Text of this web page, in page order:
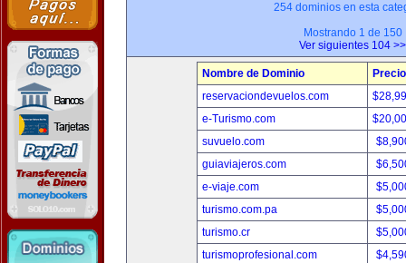
254 dominios en esta
Mostrando 1 de 150
Ver siguientes 104 >>
Nombre de Dominio
Precio
reservaciondevuelos.com
e-Turismo.com
suvuelo.com
guiaviajeros.com
e-viaje.com
turismo.com.pa
turismo.cr
turismoprofesional.com